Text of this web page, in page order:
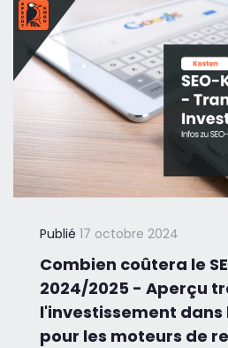
Publié 17 octobre 2024
Combien coûtera le
2024/2025 - Aperçu
l'investissement
pour les moteurs de